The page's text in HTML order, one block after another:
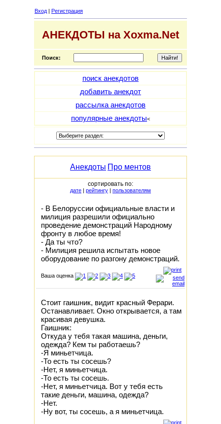
Вход | Регистрация
АНЕКДОТЫ на Xoxma.Net
Поиск:
поиск анекдотов
добавить анекдот
рассылка анекдотов
популярные анекдоты<
Анекдоты Про ментов
сортировать по:
дате | рейтингу | пользователям
- В Белоруссии официальные власти и
милиция разрешили официально
проведение демонстраций Народному
фронту в любое время!
- Да ты что?
- Милиция решила испытать новое
оборудование по разгону демонстраций.
Ваша оценка
Стоит гаишник, видит красный Ферари.
Останавливает. Окно открывается, а там
красивая девушка.
Гаишник:
Откуда у тебя такая машина, деньги,
одежда? Кем ты работаешь?
-Я миньетчица.
-То есть ты сосешь?
-Нет, я миньетчица.
-То есть ты сосешь.
-Нет, я миньетчица. Вот у тебя есть
такие деньги, машина, одежда?
-Нет.
-Ну вот, ты сосешь, а я миньетчица.